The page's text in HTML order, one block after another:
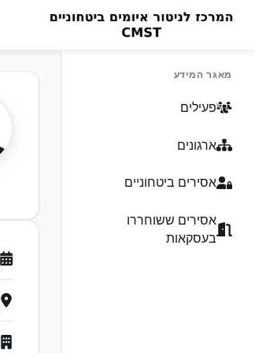
מאגר המידע
פעילים
ארגונים
אסירים ביטחוניים
אסירים ששוחררו
בעסקאות